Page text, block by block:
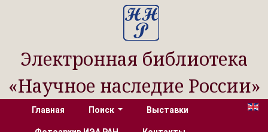
Электронная библиотека
«Научное наследие России»
Главная Поиск Выставки